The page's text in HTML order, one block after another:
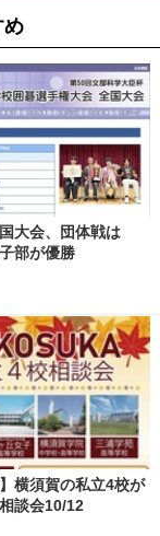
め
大会、団体戦は
部が優勝
】横須賀の私立4校が
談会10/12